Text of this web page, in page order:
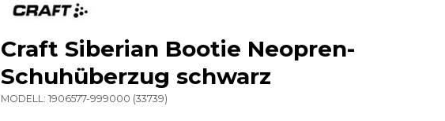
Craft Siberian Bootie Neopren-
Schuhüberzug schwarz
MODELL:1906577-999000 (33739)